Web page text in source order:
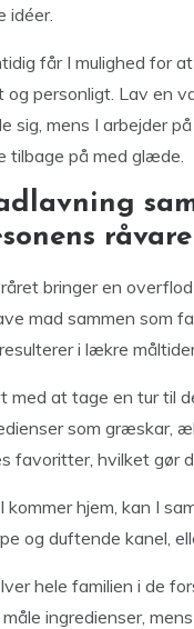
idéer.
får I mulighed for
og personligt. Lav en
sig, mens I arbejder
tilbage på med glæde.
bringer en
mad sammen som
i lækre
med at tage en tur til
som græskar,
favoritter, hvilket gør
kommer hjem, kan I
og duftende kanel,
hele familien i de
måle ingredienser,